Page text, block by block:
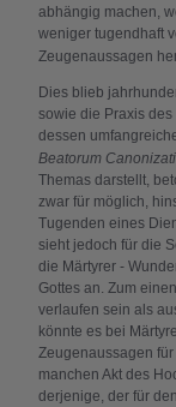
abhängig machen,
weniger tugendhaft
Zeugenaussagen
Dies blieb
sowie die Praxis des
dessen
Beatorum
Themas darstellt,
zwar für möglich,
Tugenden eines
sieht jedoch für die
die Märtyrer -
Gottes an. Zum
verlaufen sein als
könnte es bei
Zeugenaussagen
manchen Akt des
derjenige, der für